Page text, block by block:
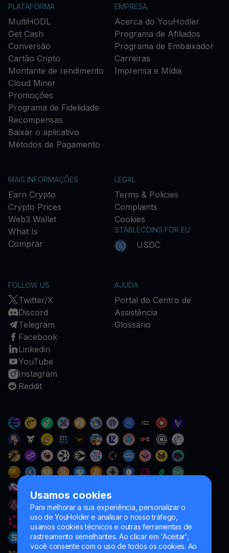
Usamos cookies
Para melhorar a sua experiência, personalizar o
uso de YouHolder e analisar o nosso tráfego,
usamos cookies técnicos e outras ferramentas de
rastreamento semelhantes. Ao clicar em 'Aceitar',
você consente com o uso de todos os cookies. Ao
PLATAFORMA
MultiHODL
Get Cash
Conversão
Cartão Cripto
Montante de rendimento
Cloud Miner
Promoções
Programa de Fidelidade
Recompensas
Baixar o aplicativo
Métodos de Pagamento
EMPRESA
Acerca do YouHodler
Programa de Afiliados
Programa de Embaixador
Carreiras
Imprensa e Mídia
MAIS INFORMAÇÕES
Earn Crypto
Crypto Prices
Web3 Wallet
What Is
Comprar
LEGAL
Terms & Policies
Complaints
Cookies
STABLECOINS FOR EU
USDC
FOLLOW US
Twitter/X
Discord
Telegram
Facebook
Linkedin
YouTube
Instagram
Reddit
AJUDA
Portal do Centro de
Assistência
Glossário